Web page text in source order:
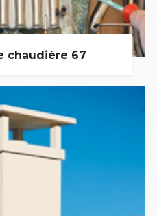
chaudière 67